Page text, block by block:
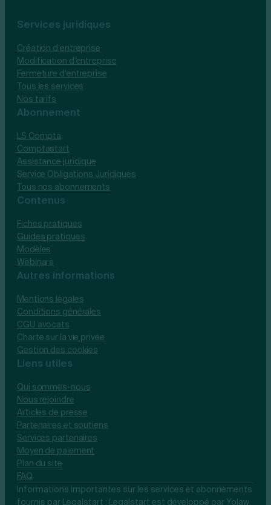
Services juridiques
Création d’entreprise
Modification d’entreprise
Fermeture d’entreprise
Tous les services
Nos tarifs
Abonnement
LS Compta
Comptastart
Assistance juridique
Service Obligations Juridiques
Tous nos abonnements
Contenus
Fiches pratiques
Guides pratiques
Modèles
Webinars
Autres informations
Mentions légales
Conditions générales
CGU avocats
Charte sur la vie privée
Gestion des cookies
Liens utiles
Qui sommes-nous
Nous rejoindre
Articles de presse
Partenaires et soutiens
Services partenaires
Moyen de paiement
Plan du site
FAQ
Informations importantes sur les services et abonnements
fournis par Legalstart : Legalstart est développé par Yolaw